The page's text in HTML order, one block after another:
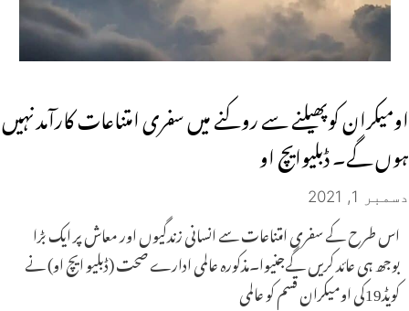
اومیکران کوپھیلنے سے روکنے میں سفری امتناعات کارآمد نہیں
ہوں گے۔ ڈبلیوایچ او
دسمبر 1, 2021
اس طرح کے سفری امتناعات سے انسانی زندگیوں اور معاش پر ایک بڑا
بوجھ ہی عائد کریں گےجنیوا۔مذکورہ عالمی ادارے صحت (ڈبلیو ایچ او) نے
کویڈ19کی اومیکران قسم کو عالمی